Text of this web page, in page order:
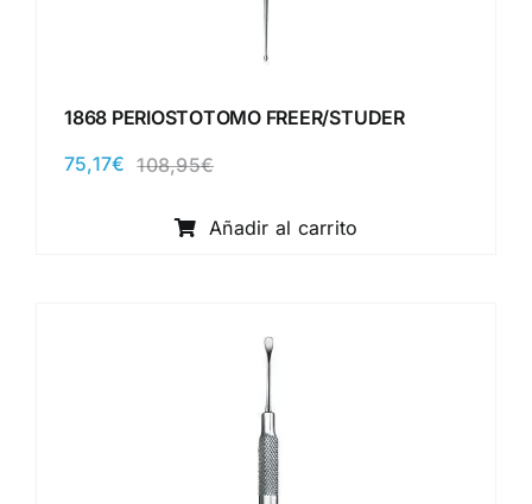
1868 PERIOSTOTOMO FREER/STUDER
108,95€El
original
era:
75,17€
El
actual
es:
Añadir al carrito